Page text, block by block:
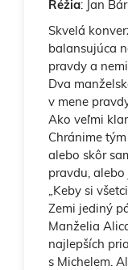
Réžia: Jan
Skvelá
balansujúca
pravdy a
Dva
v mene
Ako veľmi
Chránime
alebo skôr
pravdu,
„Keby si
Zemi jediný
Manželia
najlepších
s Michelem.